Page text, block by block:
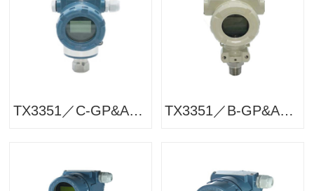
TX3351／C-GP&AP压力变送器 TX3351／B-GP&AP压力变送器